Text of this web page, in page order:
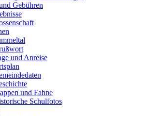
Gebühren
und Anreise
und Fahne
Schulfotos